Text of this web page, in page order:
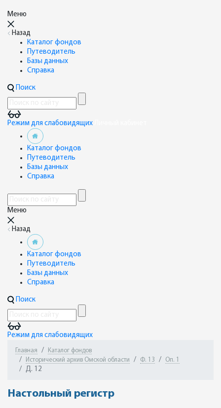
Меню
Назад
Каталог фондов
Путеводитель
Базы данных
Справка
Поиск
Режим для слабовидящих
Каталог фондов
Путеводитель
Базы данных
Справка
Меню
Назад
Каталог фондов
Путеводитель
Базы данных
Справка
Поиск
Режим для слабовидящих
Главная
Каталог фондов
Исторический архив Омской области
Ф. 13 Оп. 1
Д. 12
Настольный регистр